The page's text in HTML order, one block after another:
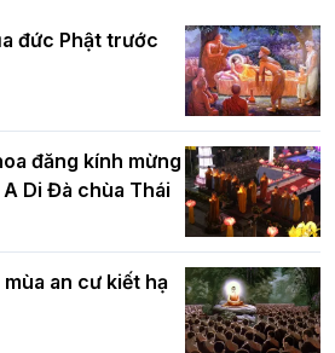
GHPGVN TP.
dự diễu hành,
Hoằng pháp TƯ tổ chức Khóa tu
hiếu Online một ngày (Sáng
2021)
thần yêu nước của Phật giáo
đức Phật trước
đăng kính mừng
Di Đà chùa Thái
an cư kiết hạ